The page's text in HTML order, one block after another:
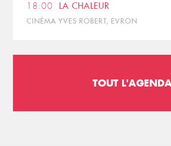
18:00 LA CHALEUR
CINÉMA YVES ROBERT, EVRON
TOUT L'AGENDA